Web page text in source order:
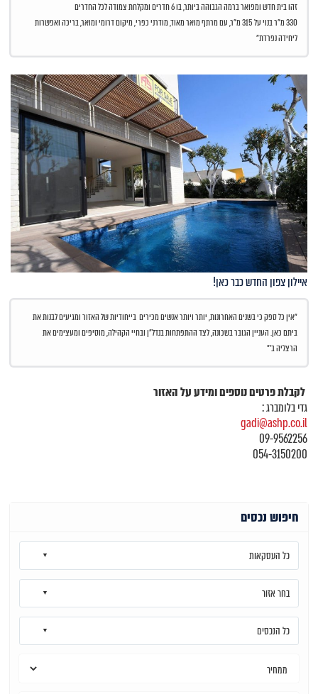
זהו בית חדש ומפואר ברמה הגבוהה ביותר, בו 6 חדרים ומקלחת צמודה לכל החדרים
330 מ"ר בנוי על 315 מ"ר, עם מרתף מואר מאוד, מודרני כפרי, מיקום דרומי ומואר, בריכה ואפשרות
ליחידה נפרדת"
איילון צפון החדש כבר כאן!
"אין כל ספק כי בשנים האחרונות, יותר ויותר אנשים מכירים בייחודיות של האזור ומגיעים לבנות את
ביתם כאן. העניין הגובר בשכונה, לצד ההתפתחות בנדל"ן ובחיי הקהילה, מוסיפים ומעצימים את
הרצליה ב'"
לקבלת פרטים נוספים ומידע על האזור
גדי בלומברג :
gadi@ashp.co.il
09-9562256
054-3150200
חיפוש נכסים
כל העסקאות
בחר אזור
כל הנכסים